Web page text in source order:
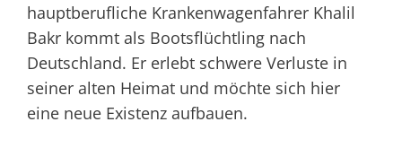
hauptberufliche Krankenwagenfahrer Khalil
Bakr kommt als Bootsflüchtling nach
Deutschland. Er erlebt schwere Verluste in
seiner alten Heimat und möchte sich hier
eine neue Existenz aufbauen.